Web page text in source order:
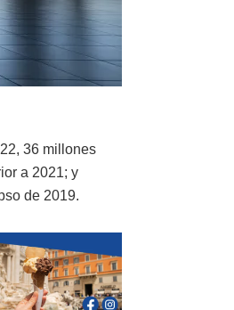
36 millones
a 2021; y
de 2019.